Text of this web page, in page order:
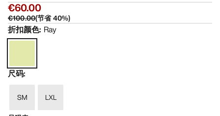
€60.00
€100.00(节省40%)
折扣颜色: Ray
尺码:
SM
LXL